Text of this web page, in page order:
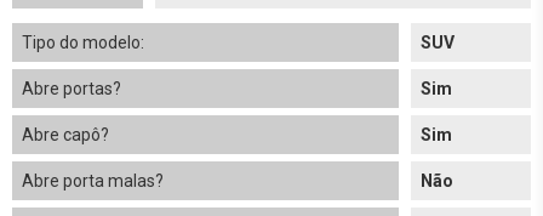
Tipo do modelo: SUV
Abre portas? Sim
Abre capô? Sim
Abre porta malas? Não